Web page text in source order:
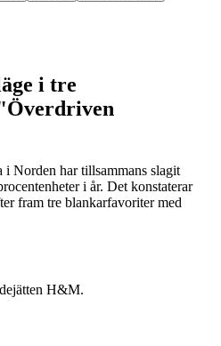
i tre
i Norden har tillsammans slagit
i år. Det konstaterar
fram tre blankarfavoriter med
H&M.